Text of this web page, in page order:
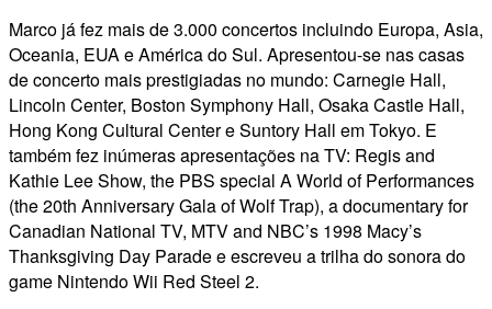
Marco já fez mais de 3.000 concertos incluindo Europa, Asia,
Oceania, EUA e América do Sul. Apresentou-se nas casas
de concerto mais prestigiadas no mundo: Carnegie Hall,
Lincoln Center, Boston Symphony Hall, Osaka Castle Hall,
Hong Kong Cultural Center e Suntory Hall em Tokyo. E
também fez inúmeras apresentações na TV: Regis and
Kathie Lee Show, the PBS special A World of Performances
(the 20th Anniversary Gala of Wolf Trap), a documentary for
Canadian National TV, MTV and NBC’s 1998 Macy’s
Thanksgiving Day Parade e escreveu a trilha do sonora do
game Nintendo Wii Red Steel 2.